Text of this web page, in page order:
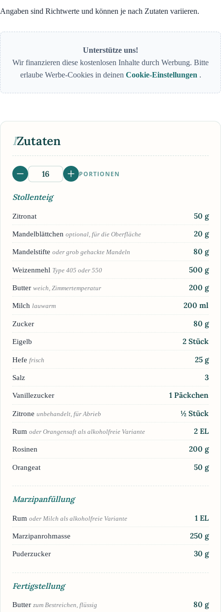
Angaben sind Richtwerte und können je nach Zutaten variieren.
Unterstütze uns!
Wir finanzieren diese kostenlosen Inhalte durch Werbung. Bitte
erlaube Werbe-Cookies in deinen Cookie-Einstellungen .
IZutaten
PORTIONEN
Stollenteig
Zitronat 50 g
Mandelblättchen optional, für die Oberfläche 20 g
Mandelstifte oder grob gehackte Mandeln 80 g
Weizenmehl Type 405 oder 550 500 g
Butter weich, Zimmertemperatur 200 g
Milch lauwarm 200 ml
Zucker 80 g
Eigelb 2 Stück
Hefe frisch 25 g
Salz 3
Vanillezucker 1 Päckchen
Zitrone unbehandelt, für Abrieb ½ Stück
Rum oder Orangensaft als alkoholfreie Variante 2 EL
Rosinen 200 g
Orangeat 50 g
Marzipanfüllung
Rum oder Milch als alkoholfreie Variante 1 EL
Marzipanrohmasse 250 g
Puderzucker 30 g
Fertigstellung
Butter zum Bestreichen, flüssig 80 g